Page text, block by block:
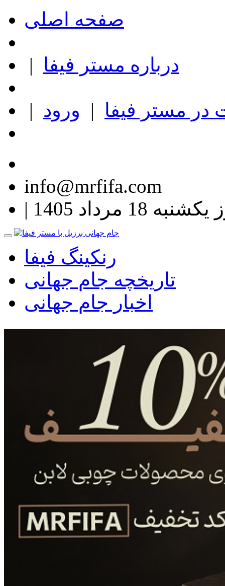
صفحه اصلی
| درباره مستر فیفا
| مستر فیفا | ورود
info@mrfifa.com
18 مرداد 1405
رنکینگ فیفا
تاریخچه جام جهانی
اخبار جام جهانی